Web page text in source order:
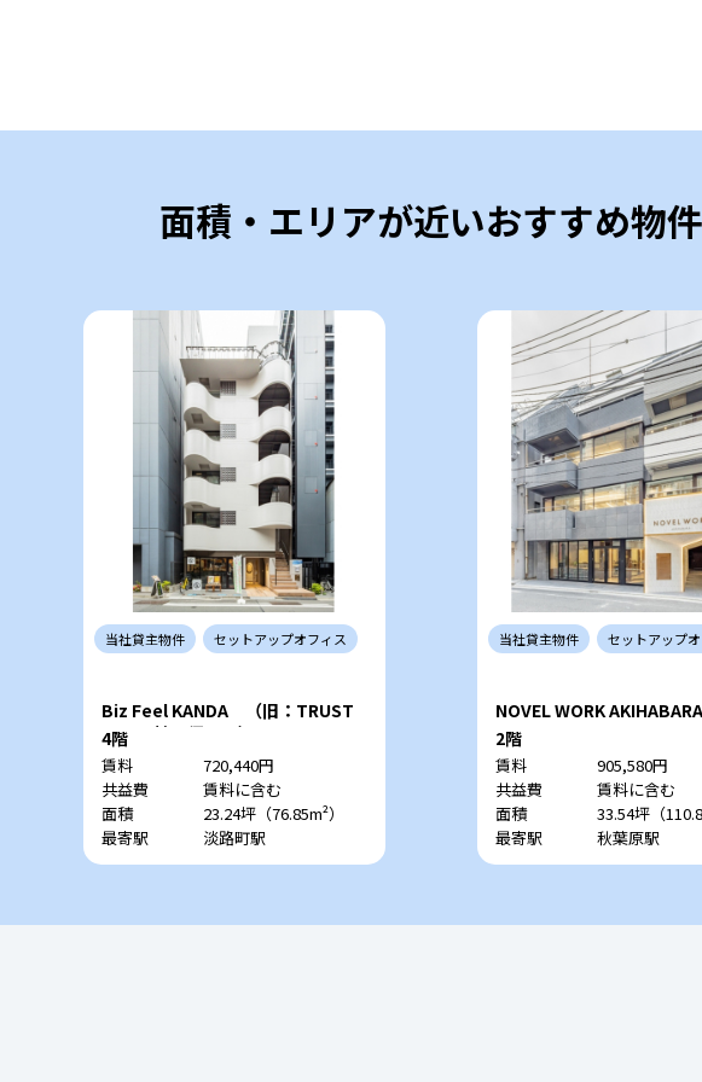
面積・エリアが近いおすすめ物件
当社貸主物件 セットアップオフィス
Biz Feel KANDA （旧：TRUST
VALUE神田須田町）
4階
賃料
720,440円
共益費
賃料に含む
面積
23.24坪（76.85m²）
最寄駅
淡路町駅
当社貸主物件 セットアップ
NOVEL WORK AKIHABARA
2階
賃料
905,580円
共益費
賃料に含む
面積
33.54坪（
最寄駅
秋葉原駅